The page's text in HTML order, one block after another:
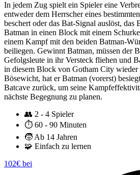
In jedem Zug spielt ein Spieler eine
entweder dem Herrscher eines
beschert oder das Bat-Signal auslöst, das
Batman in einen Block mit einem
einem Kampf mit den beiden Batman-
beiliegen. Gewinnt Batman, müssen der
Gefolgsleute in ihr Versteck fliehen und
in diesem Block von Gotham City wieder
Bösewicht, hat er Batman (vorerst)
Batcave zurück, um seine
nächste Begegnung zu planen.
👥 2 - 4 Spieler
⏱️ 60 - 90 Minuten
🧒 Ab 14 Jahren
🧩 Einfach zu lernen
102€ bei